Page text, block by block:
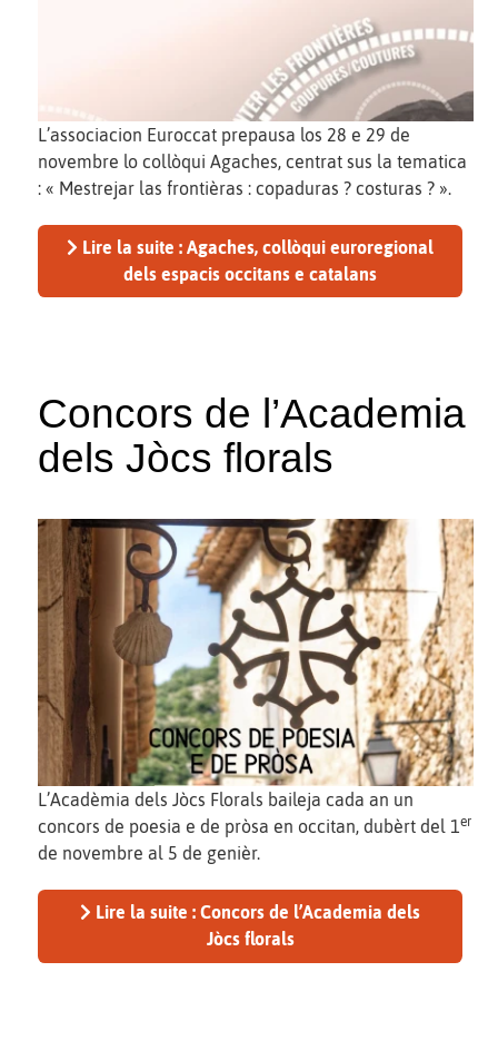
L’associacion Euroccat prepausa los 28 e 29 de
novembre lo collòqui Agaches, centrat sus la tematica
: « Mestrejar las frontièras : copaduras ? costuras ? ».
Lire la suite : Agaches, collòqui euroregional
dels espacis occitans e catalans
Concors de l’Academia
dels Jòcs florals
L’Acadèmia dels Jòcs Florals baileja cada an un
concors de poesia e de pròsa en occitan, dubèrt del 1er
de novembre al 5 de genièr.
Lire la suite : Concors de l’Academia dels
Jòcs florals